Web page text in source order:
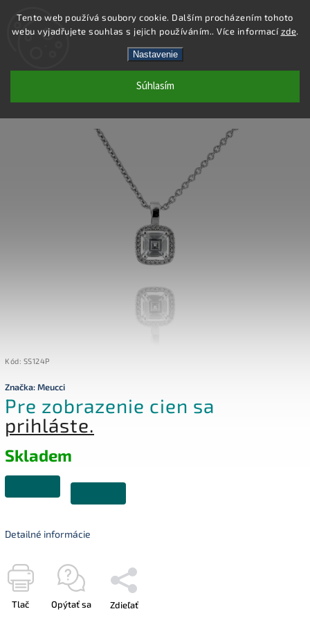
Tento web používá soubory cookie. Dalším procházením tohoto
webu vyjadřujete souhlas s jejich používáním.. Více informacízde.
Nastavenie
Súhlasím
Hľadať
SS124P - PRÍVESOK AG 925/1000
Kód: SS124P
Značka:Meucci
Pre zobrazenie cien sa
prihláste.
Skladem
Detailné informácie
Tlač Opýtať sa Zdieľať